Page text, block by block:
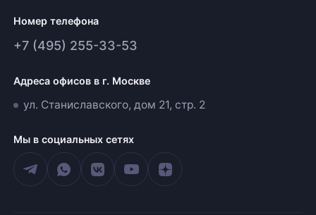
Номер телефона
+7 (495) 255-33-53
Адреса офисов в г. Москве
ул. Станиславского, дом 21, стр. 2
Мы в социальных сетях